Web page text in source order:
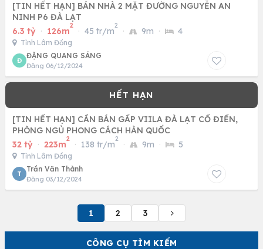
CÔNG CỤ TÌM KIẾM
[TIN HẾT HẠN] BÁN NHÀ 2 MẶT ĐƯỜNG NGUYỄN AN
NINH P6 ĐÀ LẠT
6.3 tỷ · 126m
2
· 45 tr/m
2
· 9m · 4
Tỉnh Lâm Đồng
Đ
ĐẶNG QUANG SÁNG
Đăng 06/12/2024
[TIN HẾT HẠN] CẦN BÁN GẤP VIILA ĐÀ LẠT CỔ ĐIỂN,
PHÒNG NGỦ PHONG CÁCH HÀN QUỐC
32 tỷ · 223m
2
· 138 tr/m
2
· 9m · 5
Tỉnh Lâm Đồng
T
Trần Văn Thành
Đăng 03/12/2024
1 2 3